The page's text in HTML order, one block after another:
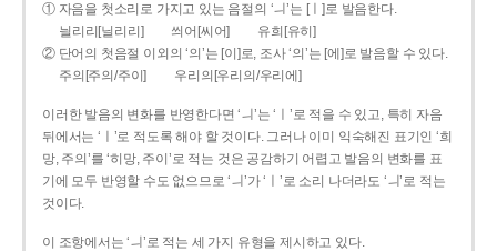
① 자음을 첫소리로 가지고 있는 음절의 ‘ㅢ’는 [ㅣ]로 발음한다.
늴리리[닐리리]
씌어[씨어]
유희[유히]
② 단어의 첫음절 이외의 ‘의’는 [이]로, 조사 ‘의’는 [에]로 발음할 수 있다.
주의[주의/주이]
우리의[우리의/우리에]
이러한 발음의 변화를 반영한다면 ‘ㅢ’는 ‘ㅣ’로 적을 수 있고, 특히 자음
뒤에서는 ‘ㅣ’로 적도록 해야 할 것이다. 그러나 이미 익숙해진 표기인 ‘희
망, 주의’를 ‘히망, 주이’로 적는 것은 공감하기 어렵고 발음의 변화를 표
기에 모두 반영할 수도 없으므로 ‘ㅢ’가 ‘ㅣ’로 소리 나더라도 ‘ㅢ’로 적는
것이다.
이 조항에서는 ‘ㅢ’로 적는 세 가지 유형을 제시하고 있다.